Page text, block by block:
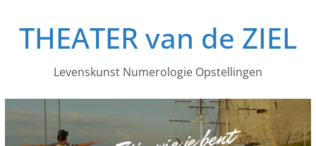
naarTHEATER van de ZIEL
Levenskunst Numerologie Opstellingen